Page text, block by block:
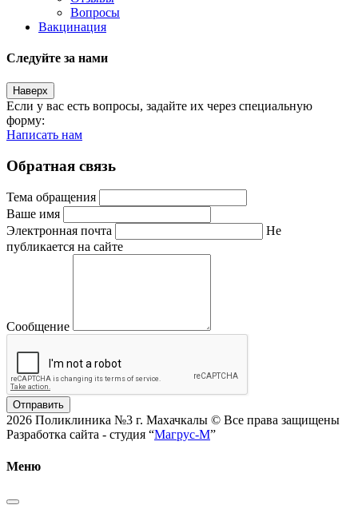
Вопросы
Вакцинация
Следуйте за нами
Наверх
Если у вас есть вопросы, задайте их через специальную
форму:
Написать нам
Обратная связь
Тема обращения
Ваше имя
Электронная почта
Не
публикается на сайте
Сообщение
Отправить
2026 Поликлиника №3 г. Махачкалы © Все права защищены
Разработка сайта - студия “Магрус-М”
Меню